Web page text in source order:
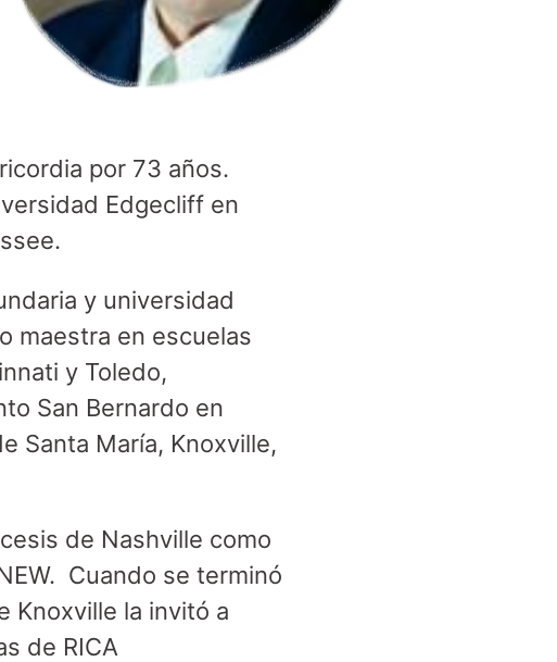
por 73 años.
Edgecliff en
y universidad
maestra en escuelas
y Toledo,
San Bernardo en
Santa María, Knoxville,
de Nashville como
Cuando se terminó
Knoxville la invitó a
de RICA